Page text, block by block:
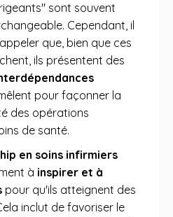
sont souvent
Cependant, il
que, bien que ces
ils présentent des
pour façonner la
des opérations
de santé.
en soins infirmiers
à inspirer et à
pour qu'ils atteignent des
inclut de favoriser le